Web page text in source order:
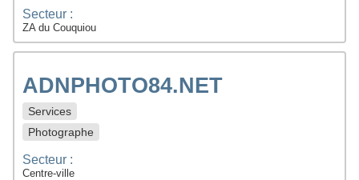
Secteur :
ZA du Couquiou
ADNPHOTO84.NET
Services
Photographe
Secteur :
Centre-ville